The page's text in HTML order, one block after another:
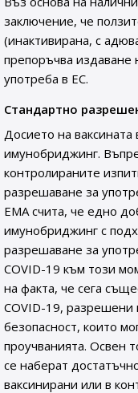
заключение, че
(инактивирана, с
препоръчва издаване
употреба в ЕС.
Стандартно
Досието на ваксината
имунобриджинг.
контролираните
разрешаване за
EMA счита, че едно
имунобриджинг с
разрешаване за
COVID-19 към този
на факта, че сега
COVID-19, разрешени
безопасност, които
проучванията. Освен
се наберат
ваксинирани или в